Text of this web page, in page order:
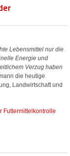
Lebensmittel nur die
Energie und
Verzug haben
die heutige
Landwirtschaft und
Futtermittelkontrolle